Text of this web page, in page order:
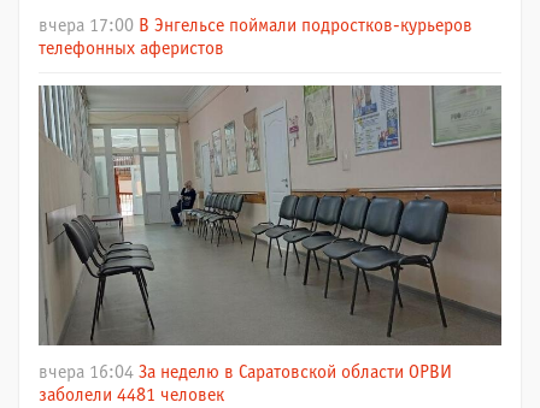
вчера 17:00 В Энгельсе поймали подростков-курьеров
телефонных аферистов
вчера 16:04 За неделю в Саратовской области ОРВИ
заболели 4481 человек